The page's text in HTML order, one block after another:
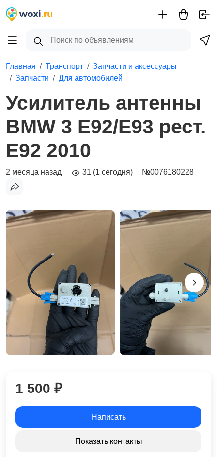
Главная Транспорт
Запчасти и аксессуары
Запчасти
Для автомобилей
Усилитель антенны
BMW 3 E92/E93 рест.
E92 2010
2 месяца назад 31 (1 сегодня) №0076180228
1 500 ₽
Написать
Показать контакты